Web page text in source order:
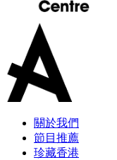
關於我們
節目推薦
珍藏香港